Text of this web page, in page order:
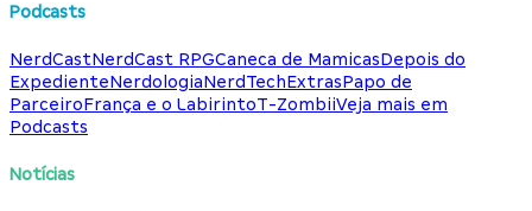
Podcasts
NerdCastNerdCast RPGCaneca de MamicasDepois do
ExpedienteNerdologiaNerdTechExtrasPapo de
ParceiroFrança e o LabirintoT-ZombiiVeja mais em
Podcasts
Notícias